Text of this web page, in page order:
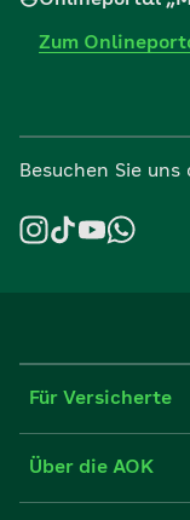
Zum
Besuchen Sie
Für Versicherte
Formulare und
Über die AOK